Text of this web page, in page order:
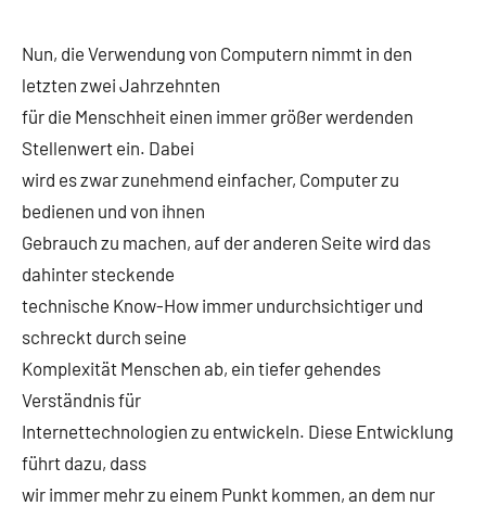
Nun, die Verwendung von Computern nimmt in den
letzten zwei Jahrzehnten
für die Menschheit einen immer größer werdenden
Stellenwert ein. Dabei
wird es zwar zunehmend einfacher, Computer zu
bedienen und von ihnen
Gebrauch zu machen, auf der anderen Seite wird das
dahinter steckende
technische Know-How immer undurchsichtiger und
schreckt durch seine
Komplexität Menschen ab, ein tiefer gehendes
Verständnis für
Internettechnologien zu entwickeln. Diese Entwicklung
führt dazu, dass
wir immer mehr zu einem Punkt kommen, an dem nur